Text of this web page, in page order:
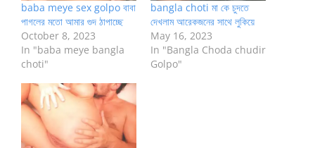
baba meye sex golpo বাবা
পাগলের মতো আমার গুদ ঠাপাচ্ছে
October 8, 2023
In "baba meye bangla
choti"
bangla choti মা কে চুদতে
দেখলাম আরেকজনের সাথে লুকিয়ে
May 16, 2023
In "Bangla Choda chudir
Golpo"